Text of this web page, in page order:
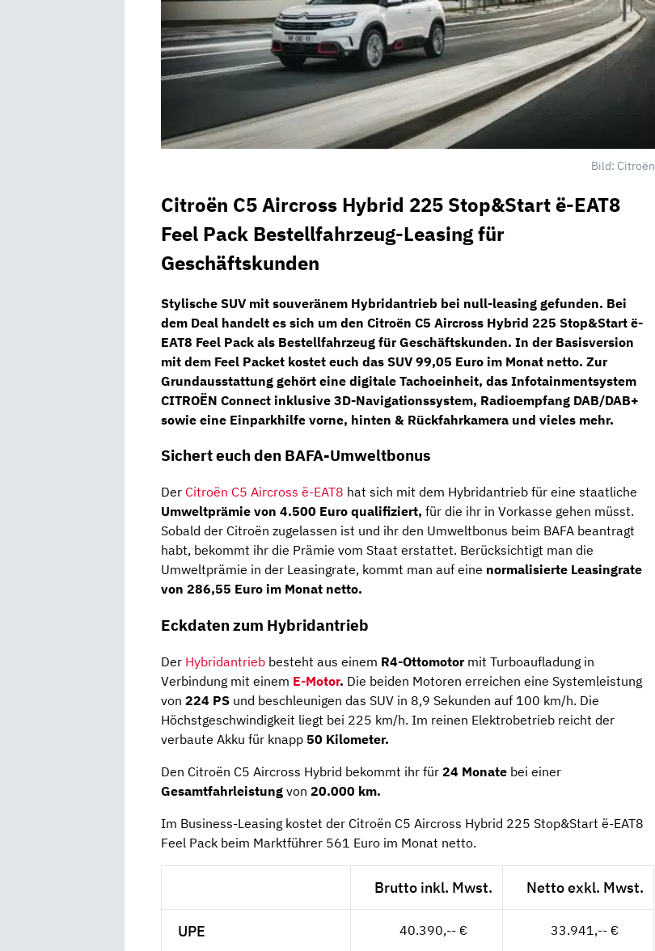
Bild: Citroën
Citroën C5 Aircross Hybrid 225 Stop&Start ë-EAT8
Feel Pack Bestellfahrzeug-Leasing für
Geschäftskunden
Stylische SUV mit souveränem Hybridantrieb bei null-leasing gefunden. Bei
dem Deal handelt es sich um den Citroën C5 Aircross Hybrid 225 Stop&Start ë-
EAT8 Feel Pack als Bestellfahrzeug für Geschäftskunden. In der Basisversion
mit dem Feel Packet kostet euch das SUV 99,05 Euro im Monat netto. Zur
Grundausstattung gehört eine digitale Tachoeinheit, das Infotainmentsystem
CITROËN Connect inklusive 3D-Navigationssystem, Radioempfang DAB/DAB+
sowie eine Einparkhilfe vorne, hinten & Rückfahrkamera und vieles mehr.
Sichert euch den BAFA-Umweltbonus
Der Citroën C5 Aircross ë-EAT8 hat sich mit dem Hybridantrieb für eine staatliche
Umweltprämie von 4.500 Euro qualifiziert, für die ihr in Vorkasse gehen müsst.
Sobald der Citroën zugelassen ist und ihr den Umweltbonus beim BAFA beantragt
habt, bekommt ihr die Prämie vom Staat erstattet. Berücksichtigt man die
Umweltprämie in der Leasingrate, kommt man auf eine normalisierte Leasingrate
von 286,55 Euro im Monat netto.
Eckdaten zum Hybridantrieb
Der Hybridantrieb besteht aus einem R4-Ottomotormit Turboaufladung in
Verbindung mit einem E-Motor. Die beiden Motoren erreichen eine Systemleistung
von 224 PS und beschleunigen das SUV in 8,9 Sekunden auf 100 km/h. Die
Höchstgeschwindigkeit liegt bei 225 km/h. Im reinen Elektrobetrieb reicht der
verbaute Akku für knapp 50 Kilometer.
Den Citroën C5 Aircross Hybrid bekommt ihr für 24 Monate bei einer
Gesamtfahrleistung von 20.000 km.
Im Business-Leasing kostet der Citroën C5 Aircross Hybrid 225 Stop&Start ë-EAT8
Feel Pack beim Marktführer 561 Euro im Monat netto.
Brutto inkl. Mwst. Netto exkl. Mwst.
UPE 40.390,-- € 33.941,-- €